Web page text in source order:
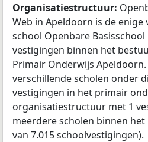
Organisatiestructuur:
Web in Apeldoorn is de
school Openbare Basisschool
vestigingen binnen het
Primair Onderwijs
verschillende scholen onder
vestigingen in het primair
organisatiestructuur met 1
meerdere scholen binnen
van 7.015 schoolvestigingen).